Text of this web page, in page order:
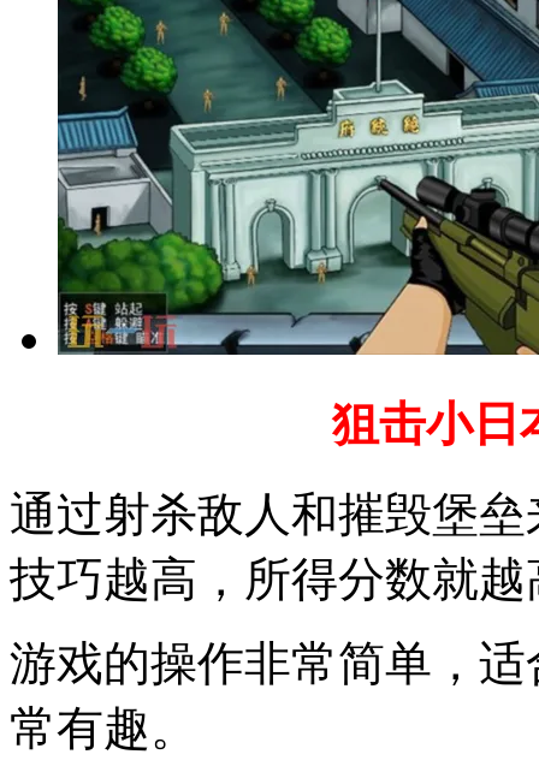
狙击小日
通过射杀敌人和摧毁堡
技巧越高，所得分数就越
游戏的操作非常简单，
常有趣。